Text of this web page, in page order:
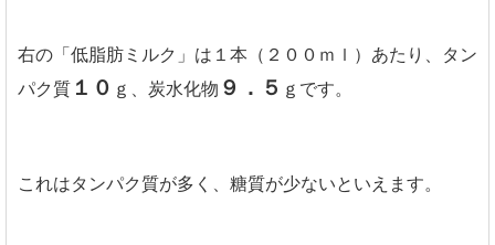
右の「低脂肪ミルク」は１本（２００ｍｌ）あたり、タン
パク質 １０ ｇ、炭水化物 ９．５ ｇです。
これはタンパク質が多く、糖質が少ないといえます。